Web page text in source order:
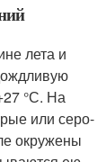
лета и
°С. На
или серо-
окружены